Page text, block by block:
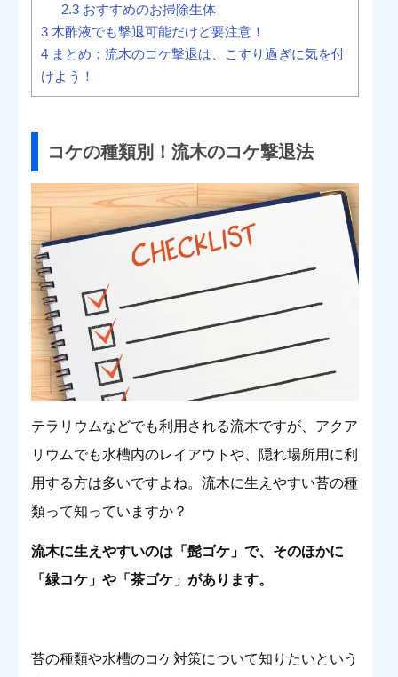
2.3おすすめのお掃除生体
3 木酢液でも撃退可能だけど要注意！
4 まとめ：流木のコケ撃退は、こすり過ぎに気を付
けよう！
コケの種類別！流木のコケ撃退法
テラリウムなどでも利用される流木ですが、アクア
リウムでも水槽内のレイアウトや、隠れ場所用に利
用する方は多いですよね。流木に生えやすい苔の種
類って知っていますか？
流木に生えやすいのは「髭ゴケ」で、そのほかに
「緑コケ」や「茶ゴケ」があります。
苔の種類や水槽のコケ対策について知りたいという